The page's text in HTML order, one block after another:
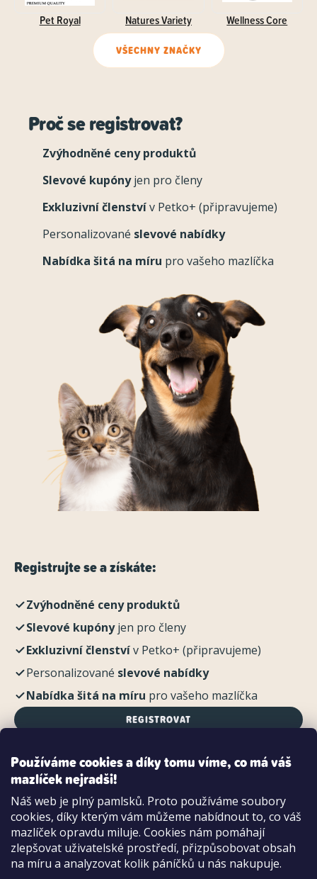
Používáme cookies a díky tomu víme, co má váš
mazlíček nejradši!
Náš web je plný pamlsků. Proto používáme soubory
cookies, díky kterým vám můžeme nabídnout to, co váš
mazlíček opravdu miluje. Cookies nám pomáhají
zlepšovat uživatelské prostředí, přizpůsobovat obsah
na míru a analyzovat kolik páníčků u nás nakupuje.
Pet Royal Natures Variety Wellness Core
VŠECHNY ZNAČKY
Proč se registrovat?
Zvýhodněné ceny produktů
Slevové kupónyjen pro členy
Exkluzivní členstvív Petko+ (připravujeme)
Personalizované slevové nabídky
Nabídka šitá na míru pro vašeho mazlíčka
Registrujte se a získáte:
Zvýhodněné ceny produktů
Slevové kupónyjen pro členy
Exkluzivní členstvív Petko+ (připravujeme)
Personalizované slevové nabídky
Nabídka šitá na míru pro vašeho mazlíčka
REGISTROVAT
Možnosti platby:
Dobírkou
Hotově i kartou na pobočce